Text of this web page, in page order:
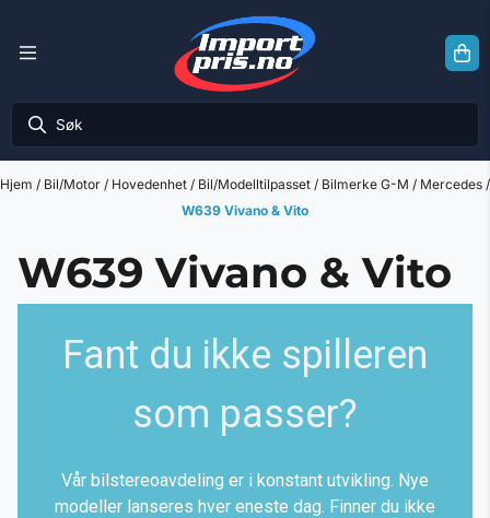
Hjem / Bil/Motor / Hovedenhet / Bil/Modelltilpasset / Bilmerke G-M / Mercedes /
W639 Vivano & Vito
W639 Vivano & Vito
Fant du ikke spilleren
som passer?
Vår bilstereoavdeling er i konstant utvikling. Nye
modeller lanseres hver eneste dag. Finner du ikke